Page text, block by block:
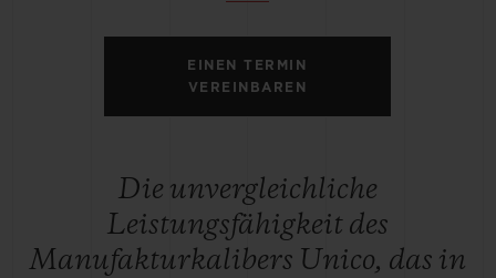
EINEN TERMIN
VEREINBAREN
Die unvergleichliche
Leistungsfähigkeit des
Manufakturkalibers Unico, das in